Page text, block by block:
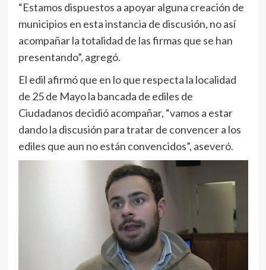
“Estamos dispuestos a apoyar alguna creación de
municipios en esta instancia de discusión, no así
acompañar la totalidad de las firmas que se han
presentando”, agregó.
El edil afirmó que en lo que respecta la localidad
de 25 de Mayo la bancada de ediles de
Ciudadanos decidió acompañar, “vamos a estar
dando la discusión para tratar de convencer a los
ediles que aun no están convencidos”, aseveró.